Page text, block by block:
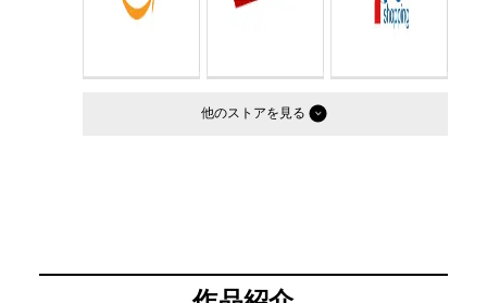
他のストア